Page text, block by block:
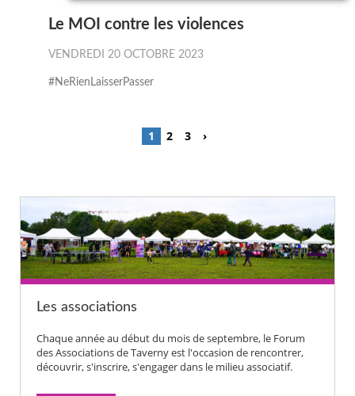
Le MOI contre les violences
VENDREDI 20 OCTOBRE 2023
#NeRienLaisserPasser
Page
1 Page
2 Page
3 ›Next
Les associations
Chaque année au début du mois de septembre, le Forum
des Associations de Taverny est l'occasion de rencontrer,
découvrir, s'inscrire, s'engager dans le milieu associatif.